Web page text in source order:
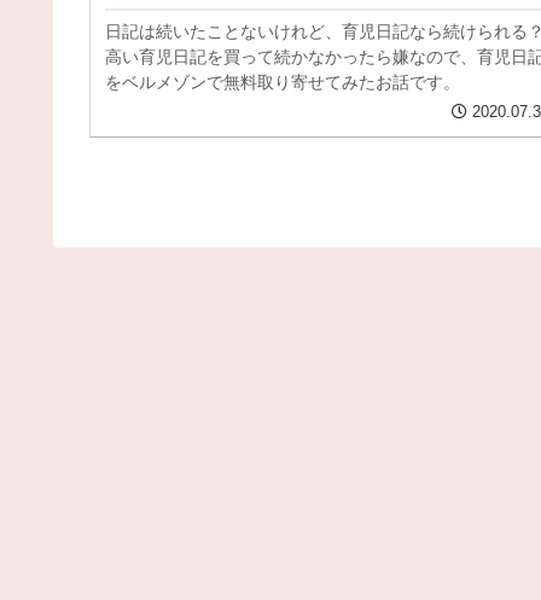
日記は続いたことないけれど、育児日記なら続けられる
高い育児日記を買って続かなかったら嫌なので、育児日
をベルメゾンで無料取り寄せてみたお話です。